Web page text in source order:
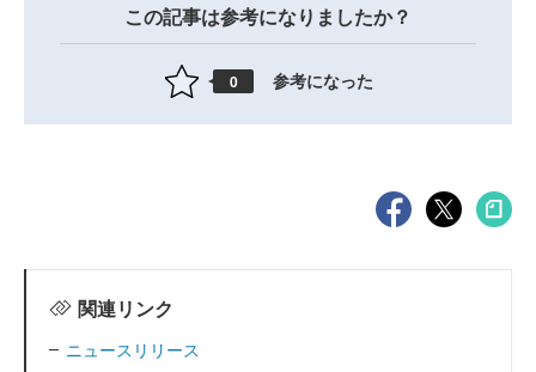
この記事は参考になりましたか？
0 参考になった
関連リンク
ニュースリリース